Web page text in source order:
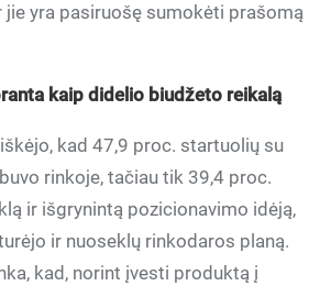
jie yra pasiruošę sumokėti prašomą
kaip didelio biudžeto reikalą
kad 47,9 proc. startuolių su
rinkoje, tačiau tik 39,4 proc.
ir išgrynintą pozicionavimo idėją,
ir nuoseklų rinkodaros planą.
kad, norint įvesti produktą į